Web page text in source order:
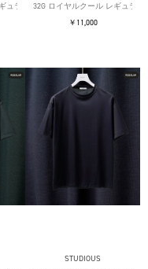
ュラーTシャツ32G ロイヤルクール レギュラー
￥11,000
STUDIOUS